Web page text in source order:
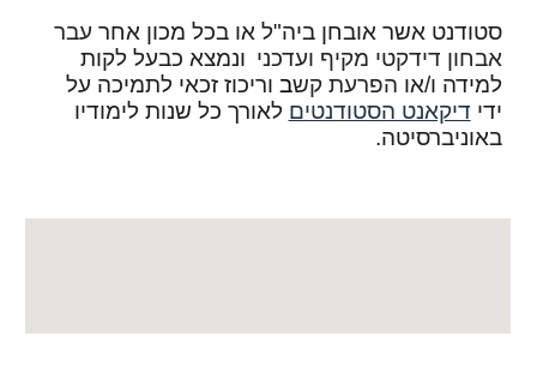
סטודנט אשר אובחן ביה"ל או בכל מכון אחר עבר
אבחון דידקטי מקיף ועדכני ונמצא כבעל לקות
למידה ו/או הפרעת קשב וריכוז זכאי לתמיכה על
ידי דיקאנט הסטודנטים לאורך כל שנות לימודיו
באוניברסיטה.